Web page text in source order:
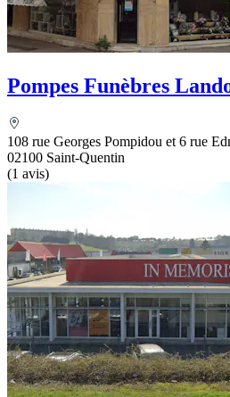
Pompes Funèbres
108 rue Georges Pompidou et 6 rue
02100 Saint-Quentin
(1 avis)